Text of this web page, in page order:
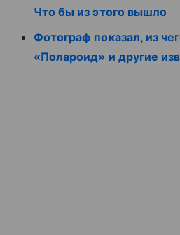
Что бы из этого вышло
Фотограф показал, из
«Полароид» и другие